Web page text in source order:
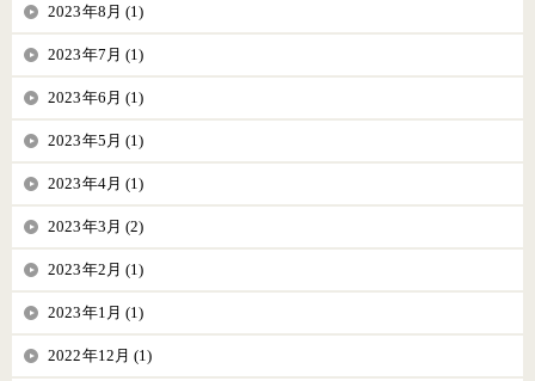
2023年8月 (1)
2023年7月 (1)
2023年6月 (1)
2023年5月 (1)
2023年4月 (1)
2023年3月 (2)
2023年2月 (1)
2023年1月 (1)
2022年12月 (1)